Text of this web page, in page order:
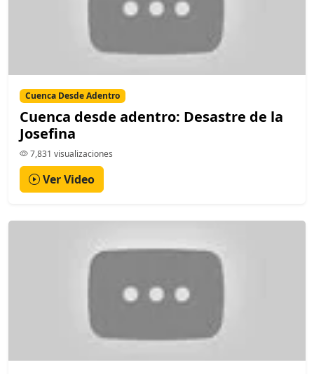
Cuenca Desde Adentro
Cuenca desde adentro: Desastre de la
Josefina
7,831 visualizaciones
Ver Video